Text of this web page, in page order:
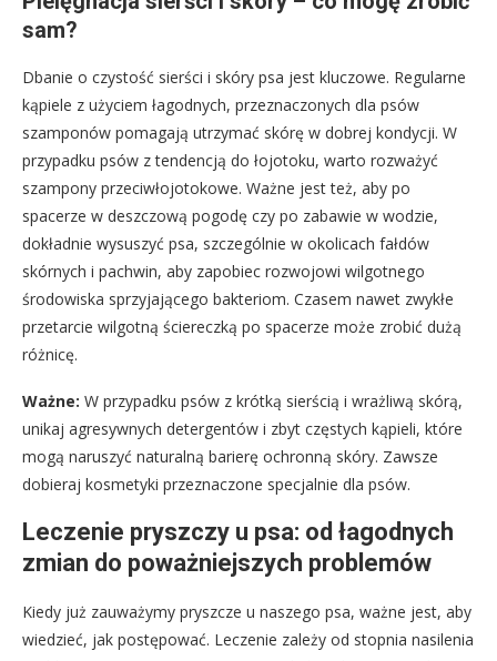
sam?
Dbanie o czystość sierści i skóry psa jest kluczowe. Regularne
kąpiele z użyciem łagodnych, przeznaczonych dla psów
szamponów pomagają utrzymać skórę w dobrej kondycji. W
przypadku psów z tendencją do łojotoku, warto rozważyć
szampony przeciwłojotokowe. Ważne jest też, aby po
spacerze w deszczową pogodę czy po zabawie w wodzie,
dokładnie wysuszyć psa, szczególnie w okolicach fałdów
skórnych i pachwin, aby zapobiec rozwojowi wilgotnego
środowiska sprzyjającego bakteriom. Czasem nawet zwykłe
przetarcie wilgotną ściereczką po spacerze może zrobić dużą
różnicę.
Ważne: W przypadku psów z krótką sierścią i wrażliwą skórą,
unikaj agresywnych detergentów i zbyt częstych kąpieli, które
mogą naruszyć naturalną barierę ochronną skóry. Zawsze
dobieraj kosmetyki przeznaczone specjalnie dla psów.
Leczenie pryszczy u psa: od łagodnych
zmian do poważniejszych problemów
Kiedy już zauważymy pryszcze u naszego psa, ważne jest, aby
wiedzieć, jak postępować. Leczenie zależy od stopnia nasilenia